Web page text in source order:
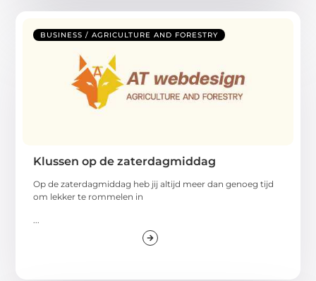
BUSINESS / AGRICULTURE AND FORESTRY
Klussen op de zaterdagmiddag
Op de zaterdagmiddag heb jij altijd meer dan genoeg tijd
om lekker te rommelen in